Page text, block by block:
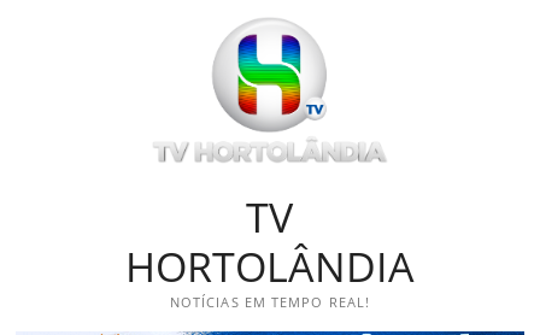
TV
HORTOLÂNDIA
NOTÍCIAS EM TEMPO REAL!